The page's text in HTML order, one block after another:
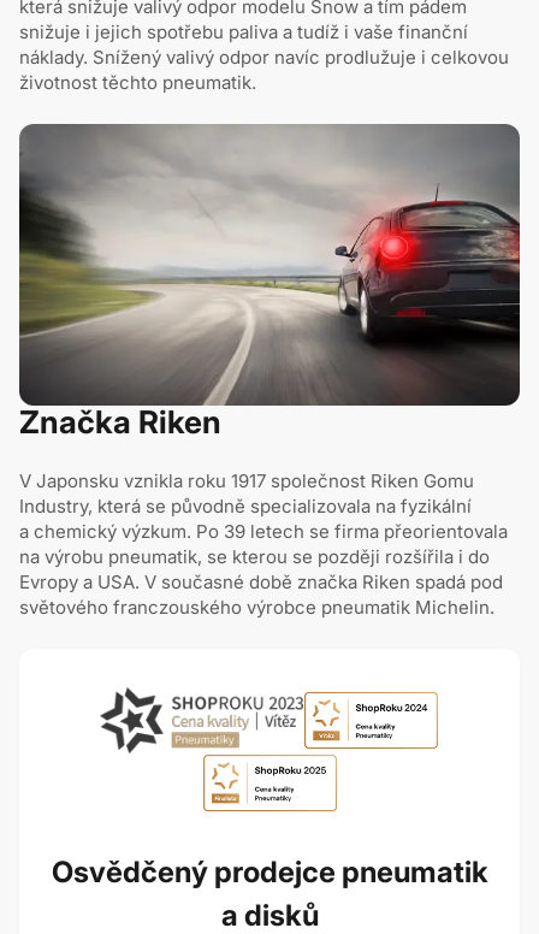
která snižuje valivý odpor modelu Snow a tím pádem
snižuje i jejich spotřebu paliva a tudíž i vaše finanční
náklady. Snížený valivý odpor navíc prodlužuje i celkovou
životnost těchto pneumatik.
Značka Riken
V Japonsku vznikla roku 1917 společnost Riken Gomu
Industry, která se původně specializovala na fyzikální
a chemický výzkum. Po 39 letech se firma přeorientovala
na výrobu pneumatik, se kterou se později rozšířila i do
Evropy a USA. V současné době značka Riken spadá pod
světového franczouského výrobce pneumatik Michelin.
Osvědčený prodejce pneumatik
a disků